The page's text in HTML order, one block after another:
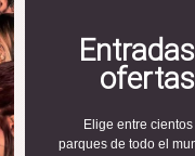
ofertas
Elige entre cientos
parques de todo el